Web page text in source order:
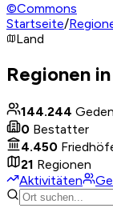
©Commons
Startseite/
Land
Regionen
144.244
0 Bestatter
4.450
21 Regionen
Aktivitäten